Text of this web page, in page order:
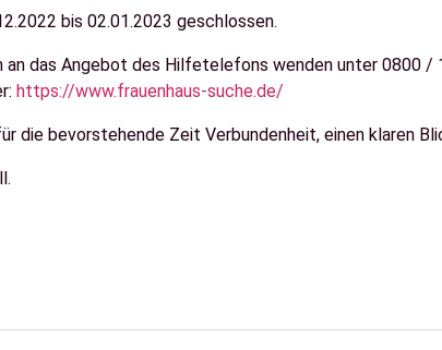
bis 02.01.2023 geschlossen.
an das Angebot des Hilfetelefons wenden unter 0800 /
https://www.frauenhaus-suche.de/
die bevorstehende Zeit Verbundenheit, einen klaren